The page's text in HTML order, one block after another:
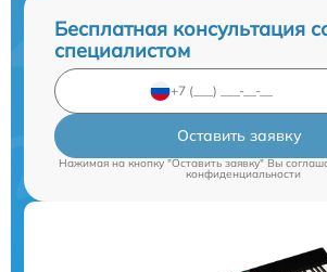
Бесплатная консультация
специалистом
Оставить заявку
Нажимая на кнопку "Оставить заявку" Вы
конфиденциальности